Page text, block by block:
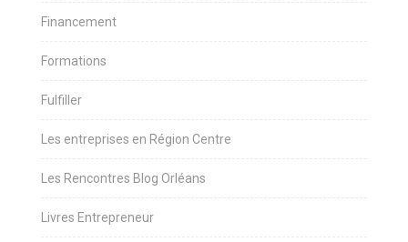
Financement
Formations
Fulfiller
Les entreprises en Région Centre
Les Rencontres Blog Orléans
Livres Entrepreneur